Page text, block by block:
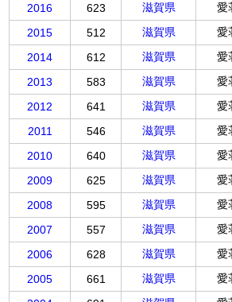
2016
623 滋賀県 愛
2015
512 滋賀県 愛
2014
612 滋賀県 愛
2013
583 滋賀県 愛
2012
641 滋賀県 愛
2011
546 滋賀県 愛
2010
640 滋賀県 愛
2009
625 滋賀県 愛
2008
595 滋賀県 愛
2007
557 滋賀県 愛
2006
628 滋賀県 愛
2005
661 滋賀県 愛